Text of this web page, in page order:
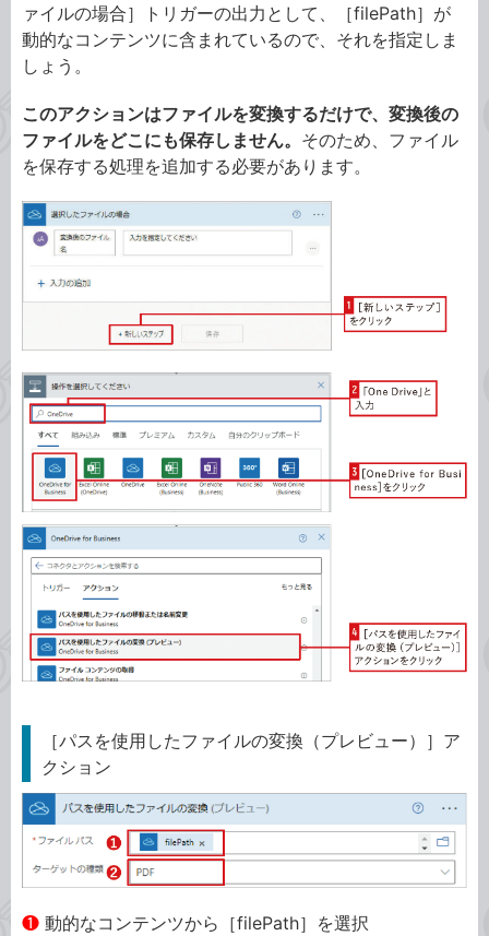
ァイルの場合］トリガーの出力として、［filePath］が
動的なコンテンツに含まれているので、それを指定しま
しょう。
このアクションはファイルを変換するだけで、変換後の
ファイルをどこにも保存しません。 そのため、ファイル
を保存する処理を追加する必要があります。
［パスを使用したファイルの変換（プレビュー）］ア
クション
❶ 動的なコンテンツから［filePath］を選択